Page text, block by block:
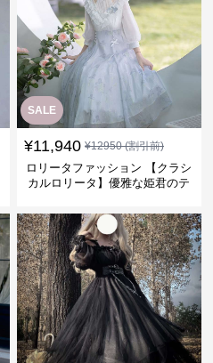
SALE
¥11,940 ¥12950(割引前)
ロリータファッション 【クラシ
カルロリータ】優雅な姫君のテ